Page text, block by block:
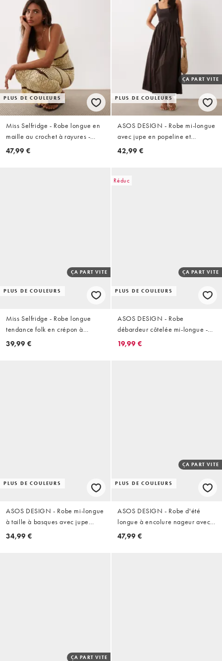
PLUS DE COULEURS
Miss Selfridge - Robe longue en
maille au crochet à rayures -
Beurre
47,99 €
PLUS DE COULEURS
ÇA PART VITE
ASOS DESIGN - Robe mi-longue
avec jupe en popeline et
corsage côtelé à encolure
42,99 €
PLUS DE COULEURS
ÇA PART VITE
Miss Selfridge - Robe longue
tendance folk en crépon à
manches bouffantes - Noir
39,99 €
Réduc
PLUS DE COULEURS
ÇA PART VITE
ASOS DESIGN - Robe
débardeur côtelée mi-longue -
Noir
19,99 €
PLUS DE COULEURS
ASOS DESIGN - Robe mi-longue
à taille à basques avec jupe
tissée - Chocolat
34,99 €
PLUS DE COULEURS
ÇA PART VITE
ASOS DESIGN - Robe d'été
longue à encolure nageur avec
découpes au dos et imprimé à
47,99 €
ÇA PART VITE